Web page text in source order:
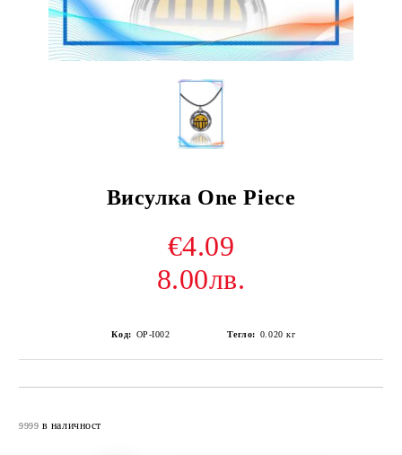
Висулка One Piece
€4.09
8.00лв.
Код: OP-I002 Тегло: 0.020 кг
9999 в наличност